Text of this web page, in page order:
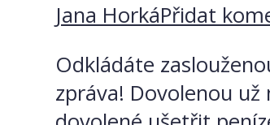
Jana HorkáPřidat
Odkládáte
zpráva! Dovolenou